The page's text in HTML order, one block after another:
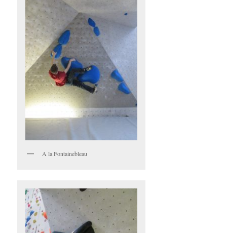
A la Fontainebleau